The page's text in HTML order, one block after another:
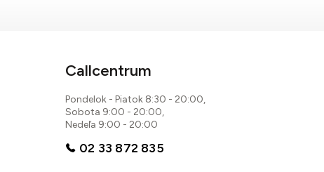
Callcentrum
Pondelok - Piatok 8:30 - 20:00,
Sobota 9:00 - 20:00,
Nedeľa 9:00 - 20:00
02 33 872 835